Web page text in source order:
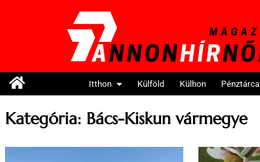
Itthon Külföld Külhon Pénztárca
Kategória: Bács-Kiskun vármegye